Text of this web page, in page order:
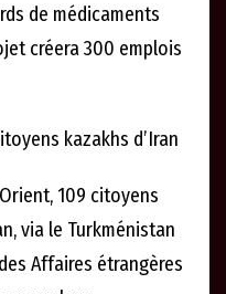
de médicaments
créera 300 emplois
kazakhs d’Iran
109 citoyens
via le Turkménistan
Affaires étrangères